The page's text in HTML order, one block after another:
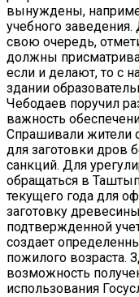
вынуждены,
учебного
свою очередь,
должны
если и делают, то с
здании
Чебодаев поручил
важность
Спрашивали жители
для заготовки дров
санкций. Для
обращаться в
текущего года для
заготовку
подтвержденной
создает
пожилого возраста.
возможность
использования